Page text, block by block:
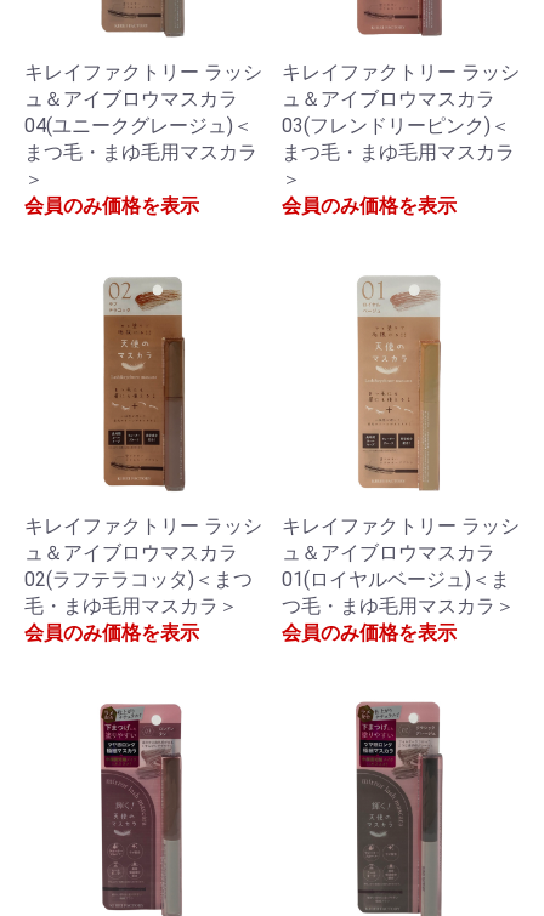
キレイファクトリー ラッシ
ュ＆アイブロウマスカラ
04(ユニークグレージュ)＜
まつ毛・まゆ毛用マスカラ
＞
会員のみ価格を表示
キレイファクトリー ラッシ
ュ＆アイブロウマスカラ
03(フレンドリーピンク)＜
まつ毛・まゆ毛用マスカラ
＞
会員のみ価格を表示
キレイファクトリー ラッシ
ュ＆アイブロウマスカラ
02(ラフテラコッタ)＜まつ
毛・まゆ毛用マスカラ＞
会員のみ価格を表示
キレイファクトリー ラッシ
ュ＆アイブロウマスカラ
01(ロイヤルベージュ)＜ま
つ毛・まゆ毛用マスカラ＞
会員のみ価格を表示